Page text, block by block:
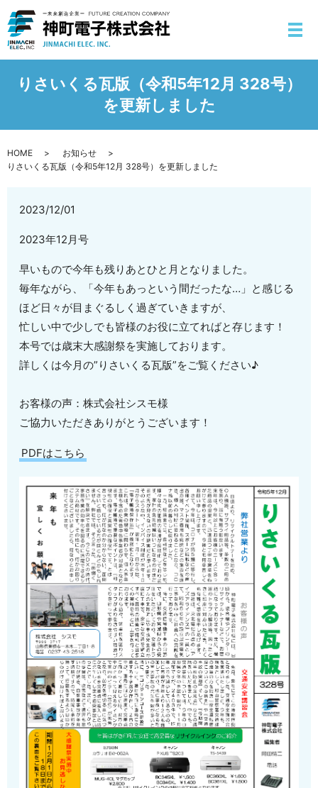
りさいくる瓦版（令和5年12月 328号）
を更新しました
HOME
お知らせ
りさいくる瓦版（令和5年12月 328号）を更新しました
2023/12/01
2023年12月号
早いもので今年も残りあとひと月となりました。
毎年ながら、「今年もあっという間だったな…」と感じる
ほど日々が目まぐるしく過ぎていきますが、
忙しい中で少しでも皆様のお役に立てればと存じます！
本号では歳末大感謝祭を実施しております。
詳しくは今月の”りさいくる瓦版”をご覧ください♪
お客様の声：株式会社シスモ様
ご協力いただきありがとうございます！
PDFはこちら